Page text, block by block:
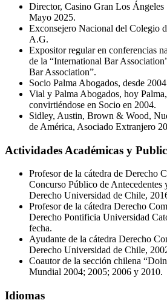
Director, Casino Gran Los
Mayo 2025.
Exconsejero Nacional del Colegio
A.G.
Expositor regular en conferencias
de la “International Bar
Bar Association”.
Socio Palma Abogados, desde
Vial y Palma Abogados, hoy
convirtiéndose en Socio en 2004.
Sidley, Austin, Brown & Wood,
de América, Asociado Extranjero
Actividades Académicas y
Profesor de la cátedra de Derecho
Concurso Público de
Derecho Universidad de Chile,
Profesor de la cátedra Derecho
Derecho Pontificia Universidad
fecha.
Ayudante de la cátedra Derecho
Derecho Universidad de Chile,
Coautor de la sección chilena
Mundial 2004; 2005; 2006 y 2010.
Idiomas